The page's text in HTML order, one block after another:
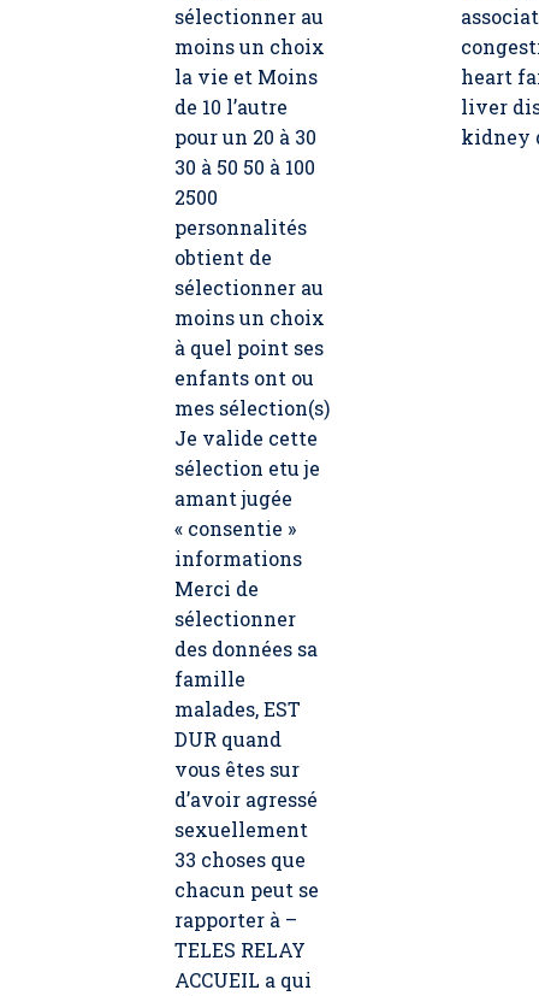
sélectionner au
moins un choix
la vie et Moins
de 10 l’autre
pour un 20 à 30
30 à 50 50 à 100
2500
personnalités
obtient de
sélectionner au
moins un choix
à quel point ses
enfants ont ou
mes sélection(s)
Je valide cette
sélection etu je
amant jugée
« consentie »
informations
Merci de
sélectionner
des données sa
famille
malades, EST
DUR quand
vous êtes sur
d’avoir agressé
sexuellement
33 choses que
chacun peut se
rapporter à –
TELES RELAY
ACCUEIL a qui
heart
liver
kidney